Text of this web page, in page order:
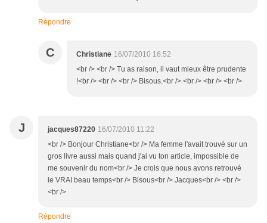
Répondre
C Christiane 16/07/2010 16:52
<br /> <br /> Tu as raison, il vaut mieux être prudente
!<br /> <br /> <br /> Bisous.<br /> <br /> <br /> <br />
J jacques87220 16/07/2010 11:22
<br /> Bonjour Christiane<br /> Ma femme l'avait trouvé sur un
gros livre aussi mais quand j'ai vu ton article, impossible de
me souvenir du nom<br /> Je crois que nous avons retrouvé
le VRAI beau temps<br /> Bisous<br /> Jacques<br /> <br />
<br />
Répondre